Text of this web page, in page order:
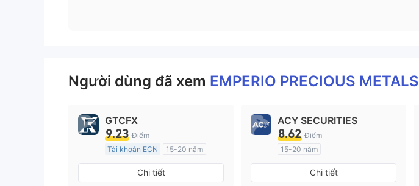
Người dùng đã xem EMPERIO PRECIOUS METALS
GTCFX
9.23 Điểm
Tài khoản ECN
15-20 năm
Đăng ký tại Vương quốc Anh
Chi tiết
ACY SECURITIES
8.62 Điểm
15-20 năm
Đăng ký tại Nước Úc
Chi tiết